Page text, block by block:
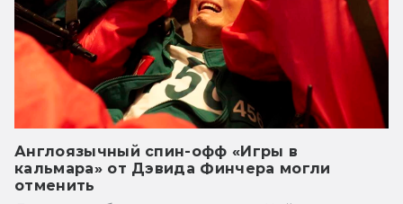
Англоязычный спин-офф «Игры в
кальмара» от Дэвида Финчера могли
отменить